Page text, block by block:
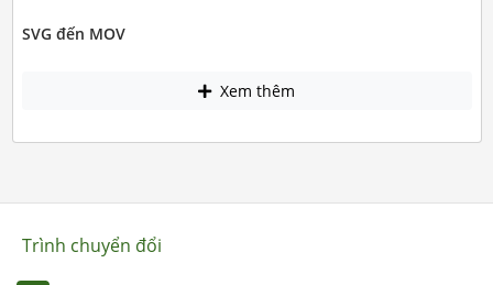
SVG đến MOV
Xem thêm
Trình chuyển đổi